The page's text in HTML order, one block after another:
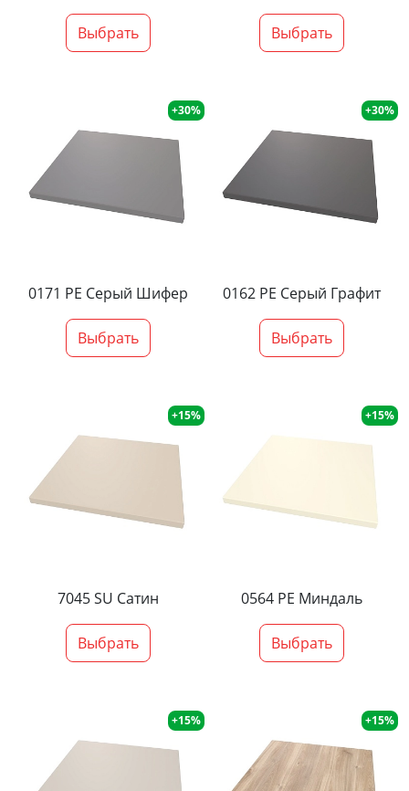
Выбрать Выбрать
+30%
0171 PE Серый Шифер
Выбрать
+30%
0162 PE Серый Графит
Выбрать
+15%
7045 SU Сатин
Выбрать
+15%
0564 PE Миндаль
Выбрать
+15% +15%